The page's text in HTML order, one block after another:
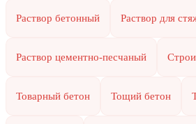
Раствор бетонный Раствор для
Раствор цементно-песчаный
Товарный бетон Тощий бетон